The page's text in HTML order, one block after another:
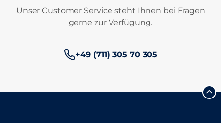
Unser Customer Service steht Ihnen bei Fragen
gerne zur Verfügung.
Telefonnummer:
+49 (711) 305 70 305